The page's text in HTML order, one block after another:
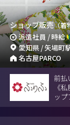
ショップ販売（着
派遣社員 / 時給
愛知県 / 矢場町
名古屋PARCO
前払
《
ップ